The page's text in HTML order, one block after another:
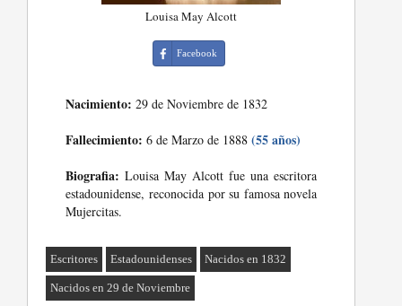
Louisa May Alcott
Facebook
Nacimiento: 29 de Noviembre de 1832
Fallecimiento: 6 de Marzo de 1888(55 años)
Biografia: Louisa May Alcott fue una escritora
estadounidense, reconocida por su famosa novela
Mujercitas.
Escritores Estadounidenses Nacidos en 1832
Nacidos en 29 de Noviembre